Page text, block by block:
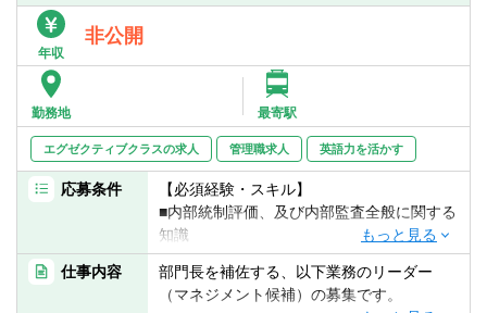
ルによっては、その他のポジションも広く
（経営企画、グループ会社の経営者、事業
企画、広報、マーケティング等）目指して
頂く事が可能です。
年収
非公開
勤務地 最寄駅
エグゼクティブクラスの求人 管理職求人 英語力を活かす
応募条件
【必須経験・スキル】
■内部統制評価、及び内部監査全般に関する
知識
■内部統制評価、又は内部監査に関する実務
経験 ※リーダーとしての実務経験
■英語力（目安としてTOEIC700点以上程
仕事内容
部門長を補佐する、以下業務のリーダー
（マネジメント候補）の募集です。